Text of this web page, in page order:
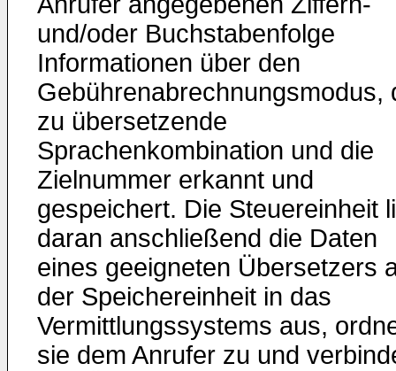
und/oder Buchstabenfolge
Informationen über den
Gebührenabrechnungsmodus,
zu übersetzende
Sprachenkombination und die
Zielnummer erkannt und
gespeichert. Die Steuereinheit
daran anschließend die Daten
eines geeigneten Übersetzers
der Speichereinheit in das
Vermittlungssystems aus,
sie dem Anrufer zu und